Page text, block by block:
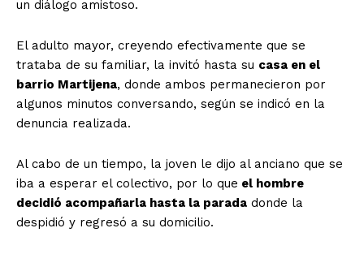
un diálogo amistoso.
El adulto mayor, creyendo efectivamente que se
trataba de su familiar, la invitó hasta su casa en el
barrio Martijena, donde ambos permanecieron por
algunos minutos conversando, según se indicó en la
denuncia realizada.
Al cabo de un tiempo, la joven le dijo al anciano que se
iba a esperar el colectivo, por lo que el hombre
decidió acompañarla hasta la parada donde la
despidió y regresó a su domicilio.